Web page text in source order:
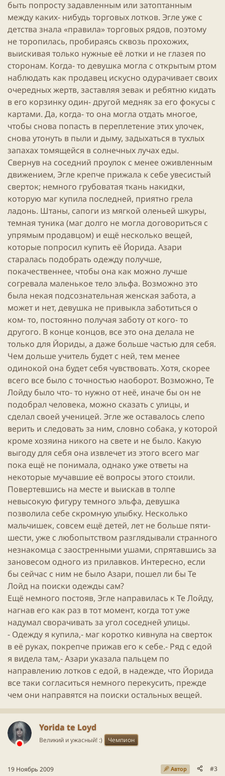
быть попросту задавленным или затоптанным
между каких- нибудь торговых лотков. Эгле уже с
детства знала «правила» торговых рядов, поэтому
не торопилась, пробираясь сквозь прохожих,
выискивая только нужные её лотки и не глазея по
сторонам. Когда- то девушка могла с открытым ртом
наблюдать как продавец искусно одурачивает своих
очередных жертв, заставляя зевак и ребятню кидать
в его корзинку один- другой медняк за его фокусы с
картами. Да, когда- то она могла отдать многое,
чтобы снова попасть в переплетение этих улочек,
снова утонуть в пыли и дыму, задыхаться в тухлых
запахах томящейся в солнечных лучах еды.
Свернув на соседний проулок с менее оживленным
движением, Эгле крепче прижала к себе увесистый
сверток; немного грубоватая ткань накидки,
которую маг купила последней, приятно грела
ладонь. Штаны, сапоги из мягкой оленьей шкуры,
темная туника (маг долго не могла договориться с
упрямым продавцом) и ещё несколько вещей,
которые попросил купить её Йорида. Азари
старалась подобрать одежду получше,
покачественнее, чтобы она как можно лучше
согревала маленькое тело эльфа. Возможно это
была некая подсознательная женская забота, а
может и нет, девушка не привыкла заботиться о
ком- то, постоянно получая заботу от кого- то
другого. В конце концов, все это она делала не
только для Йориды, а даже больше частью для себя.
Чем дольше учитель будет с ней, тем менее
одинокой она будет себя чувствовать. Хотя, скорее
всего все было с точностью наоборот. Возможно, Те
Лойду было что- то нужно от неё, иначе бы он не
подобрал человека, можно сказать с улицы, и
сделал своей ученицей. Эгле же оставалось слепо
верить и следовать за ним, словно собака, у которой
кроме хозяина никого на свете и не было. Какую
выгоду для себя она извлечет из этого всего маг
пока ещё не понимала, однако уже ответы на
некоторые мучавшие её вопросы этого стоили.
Повертевшись на месте и выискав в толпе
невысокую фигуру темного эльфа, девушка
позволила себе скромную улыбку. Несколько
мальчишек, совсем ещё детей, лет не больше пяти-
шести, уже с любопытством разглядывали странного
незнакомца с заостренными ушами, спрятавшись за
зановесом одного из прилавков. Интересно, если
бы сейчас с ним не было Азари, пошел ли бы Те
Лойд на поиски одежды сам?
Ещё немного постояв, Эгле направилась к Те Лойду,
нагнав его как раз в тот момент, когда тот уже
надумал сворачивать за угол соседней улицы.
- Одежду я купила,- маг коротко кивнула на сверток
в её руках, покрепче прижав его к себе.- Ряд с едой
я видела там,- Азари указала пальцем по
направлению лотков с едой, в надежде, что Йорида
все таки согласиться немного перекусить, прежде
чем они направятся на поиски остальных вещей.
Yorida te Loyd
Великий и ужасный! :) Чемпион
19 Ноябрь 2009 Автор #3